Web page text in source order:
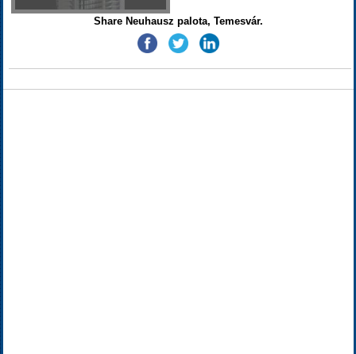
Share Neuhausz palota, Temesvár.